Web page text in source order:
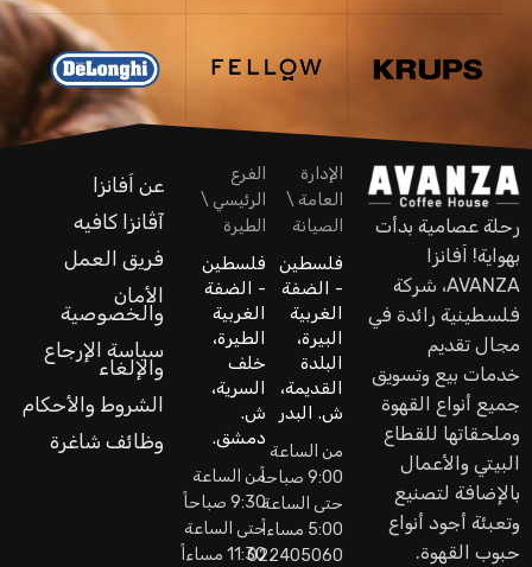
رحلة عصامية بدأت
بهواية! اَفانزا
AVANZA، شركة
فلسطينية رائدة في
مجال تقديم
خدمات بيع وتسويق
جميع أنواع القهوة
وملحقاتها للقطاع
البيتي والأعمال
بالإضافة لتصنيع
وتعبئة أجود أنواع
حبوب القهوة.
الإدارة
العامة \
الصيانة
فلسطين
- الضفة
الغربية
البيرة،
البلدة
القديمة،
ش. البدر
من الساعة
9:00 صباحاً
حتى الساعة
5:00 مساءاً
022405060
الفرع
الرئيسي \
الطيرة
فلسطين
- الضفة
الغربية
الطيرة،
خلف
السرية،
ش.
دمشق.
من الساعة
9:30 صباحاً
حتى الساعة
11:30 مساءاً
عن اَفانزا
آڤانزا كافيه
فريق العمل
الأمان
والخصوصية
سياسة الإرجاع
والإلغاء
الشروط والأحكام
وظائف شاغرة